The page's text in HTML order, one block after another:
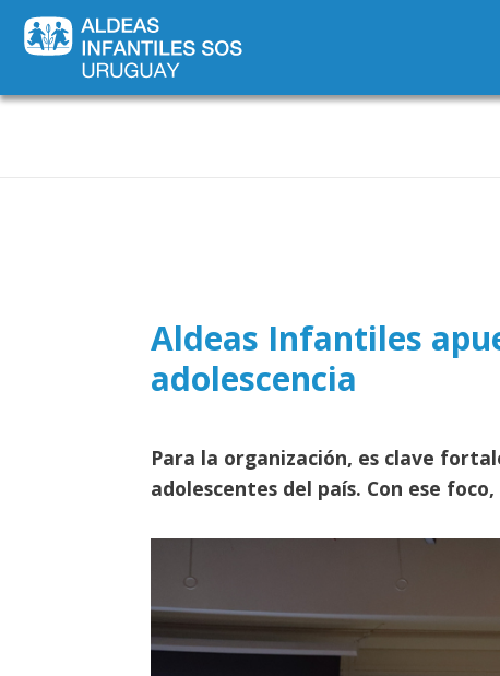
Novededades
Aldeas Infantiles
adolescencia
Para la organización, es clave
adolescentes del país. Con ese